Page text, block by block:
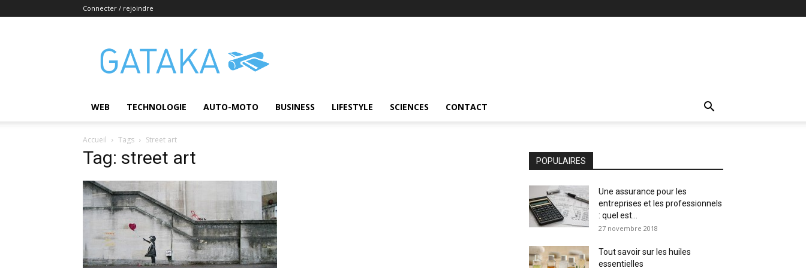
Connecter / rejoindre
WEB TECHNOLOGIE AUTO-MOTO BUSINESS LIFESTYLE SCIENCES CONTACT
Accueil Tags Street art
Tag: street art POPULAIRES
Une assurance pour les
entreprises et les professionnels
: quel est...
27 novembre 2018
Tout savoir sur les huiles
essentielles